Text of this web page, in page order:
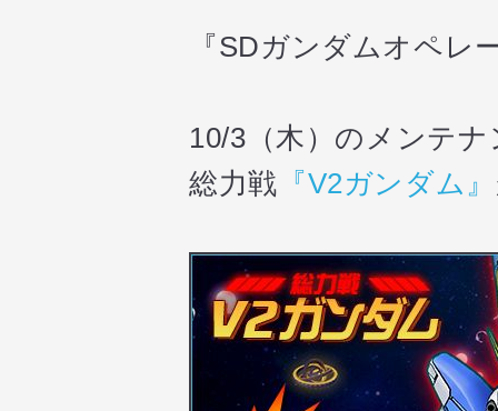
『SDガンダムオペレ
10/3（木）のメンテ
総力戦 『V2ガンダム 』